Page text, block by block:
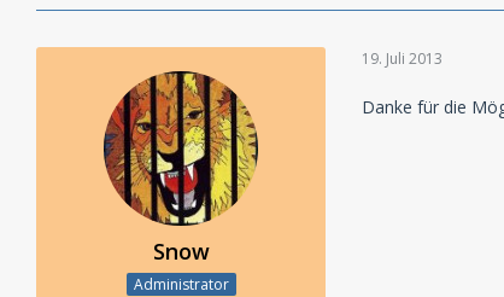
Snow
Administrator
19. Juli 2013
Danke für die